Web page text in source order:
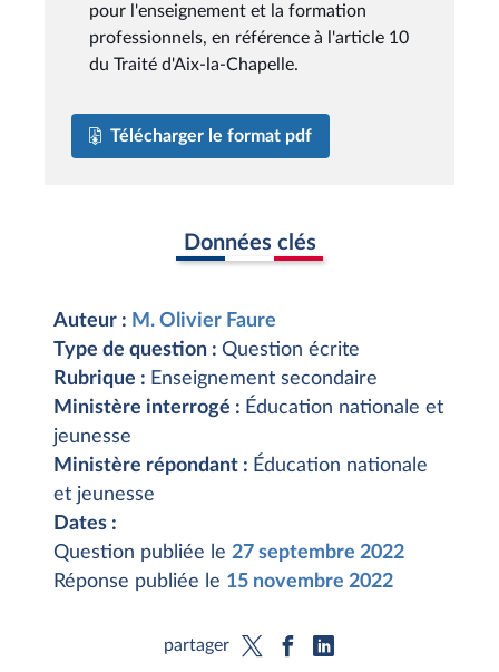
pour l'enseignement et la formation
professionnels, en référence à l'article 10
du Traité d'Aix-la-Chapelle.
Télécharger le format pdf
Données clés
Auteur : M. Olivier Faure
Type de question : Question écrite
Rubrique : Enseignement secondaire
Ministère interrogé : Éducation nationale et
jeunesse
Ministère répondant : Éducation nationale
et jeunesse
Dates :
Question publiée le 27 septembre 2022
Réponse publiée le 15 novembre 2022
partager